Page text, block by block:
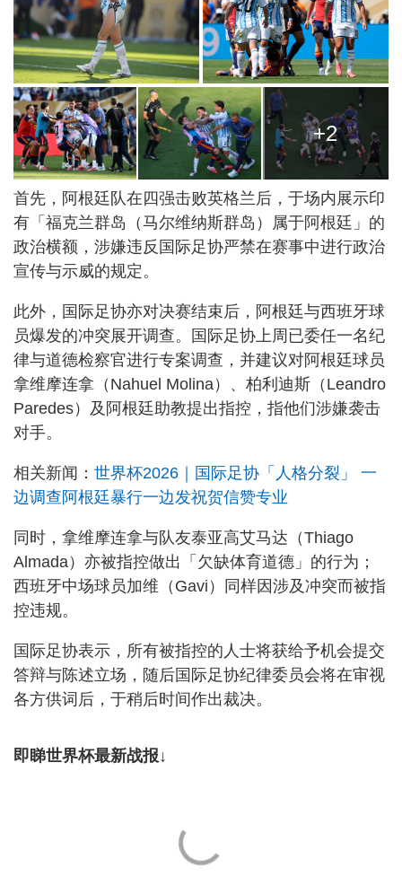
+2
首先，阿根廷队在四强击败英格兰后，于场内展示印
有「福克兰群岛（马尔维纳斯群岛）属于阿根廷」的
政治横额，涉嫌违反国际足协严禁在赛事中进行政治
宣传与示威的规定。
此外，国际足协亦对决赛结束后，阿根廷与西班牙球
员爆发的冲突展开调查。国际足协上周已委任一名纪
律与道德检察官进行专案调查，并建议对阿根廷球员
拿维摩连拿（Nahuel Molina）、柏利迪斯（Leandro
Paredes）及阿根廷助教提出指控，指他们涉嫌袭击
对手。
相关新闻： 世界杯2026｜国际足协「人格分裂」 一
边调查阿根廷暴行一边发祝贺信赞专业
同时，拿维摩连拿与队友泰亚高艾马达（Thiago
Almada）亦被指控做出「欠缺体育道德」的行为；
西班牙中场球员加维（Gavi）同样因涉及冲突而被指
控违规。
国际足协表示，所有被指控的人士将获给予机会提交
答辩与陈述立场，随后国际足协纪律委员会将在审视
各方供词后，于稍后时间作出裁决。
即睇世界杯最新战报↓